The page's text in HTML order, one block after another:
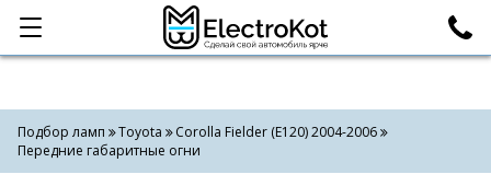
Категории Поиск
Подбор ламп Toyota
Corolla Fielder (E120) 2004-2006
Передние габаритные огни